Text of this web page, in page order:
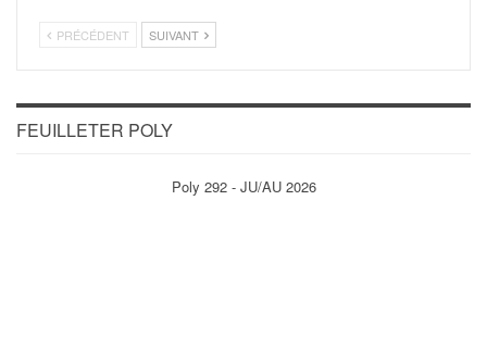
PRÉCÉDENT SUIVANT
FEUILLETER POLY
Poly 292 - JU/AU 2026